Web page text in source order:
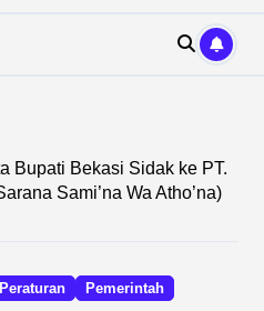
Bupati Bekasi Sidak ke PT.
Sami’na Wa Atho’na)
Pemerintah